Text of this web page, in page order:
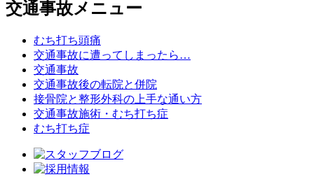
交通事故メニュー
むち打ち頭痛
交通事故に遭ってしまったら…
交通事故
交通事故後の転院と併院
接骨院と整形外科の上手な通い方
交通事故施術・むち打ち症
むち打ち症